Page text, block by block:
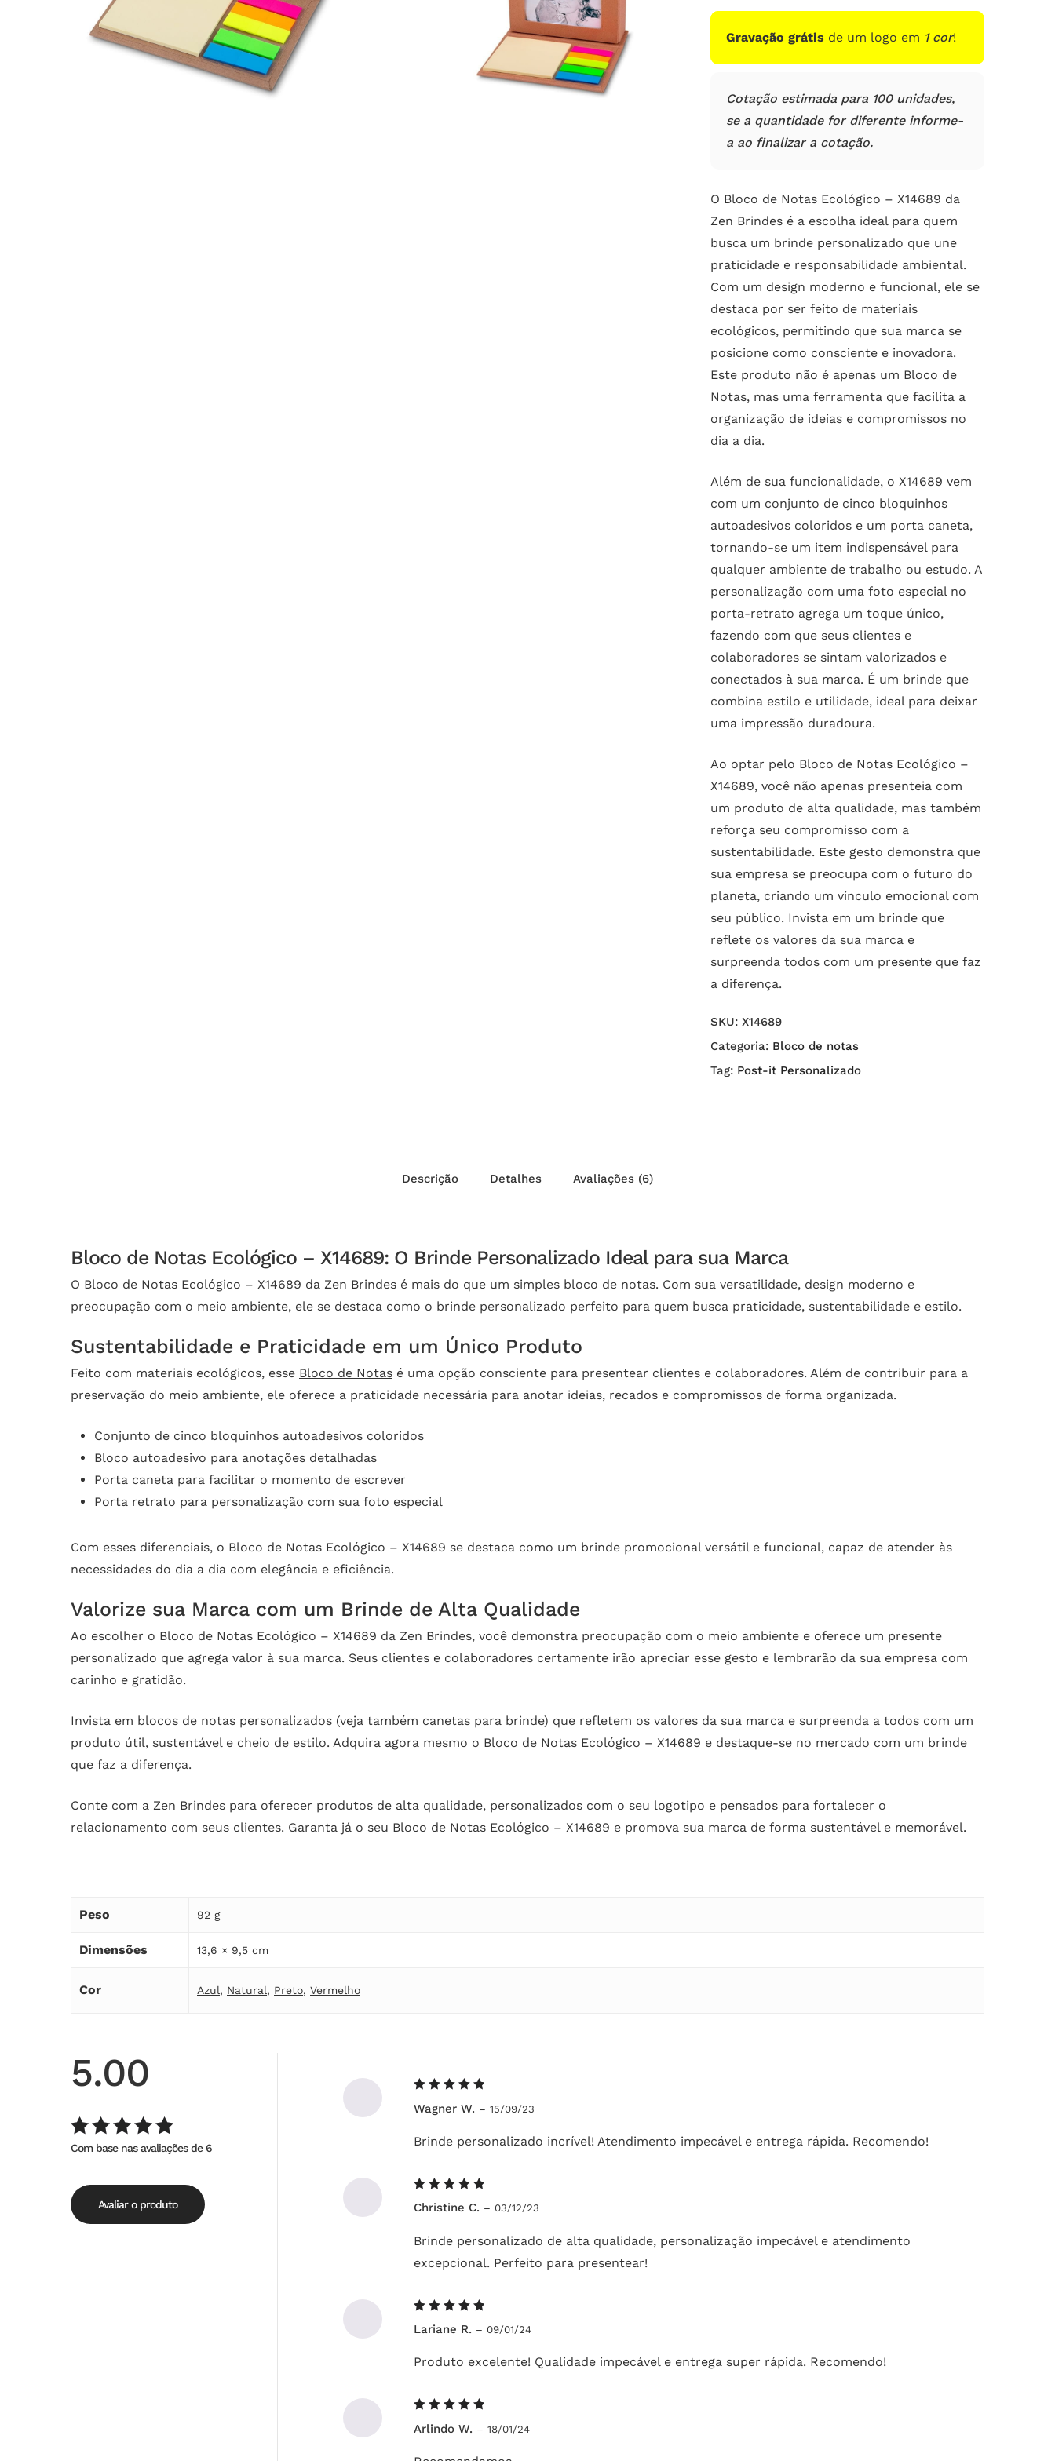
clientes
Gravação grátis de um logo em 1 cor!
Cotação estimada para 100 unidades,
se a quantidade for diferente informe-
a ao finalizar a cotação.
O Bloco de Notas Ecológico – X14689 da
Zen Brindes é a escolha ideal para quem
busca um brinde personalizado que une
praticidade e responsabilidade ambiental.
Com um design moderno e funcional, ele se
destaca por ser feito de materiais
ecológicos, permitindo que sua marca se
posicione como consciente e inovadora.
Este produto não é apenas um Bloco de
Notas, mas uma ferramenta que facilita a
organização de ideias e compromissos no
dia a dia.
Além de sua funcionalidade, o X14689 vem
com um conjunto de cinco bloquinhos
autoadesivos coloridos e um porta caneta,
tornando-se um item indispensável para
qualquer ambiente de trabalho ou estudo. A
personalização com uma foto especial no
porta-retrato agrega um toque único,
fazendo com que seus clientes e
colaboradores se sintam valorizados e
conectados à sua marca. É um brinde que
combina estilo e utilidade, ideal para deixar
uma impressão duradoura.
Ao optar pelo Bloco de Notas Ecológico –
X14689, você não apenas presenteia com
um produto de alta qualidade, mas também
reforça seu compromisso com a
sustentabilidade. Este gesto demonstra que
sua empresa se preocupa com o futuro do
planeta, criando um vínculo emocional com
seu público. Invista em um brinde que
reflete os valores da sua marca e
surpreenda todos com um presente que faz
a diferença.
SKU: X14689
Categoria: Bloco de notas
Tag: Post-it Personalizado
Descrição Detalhes Avaliações (6)
Bloco de Notas Ecológico – X14689: O Brinde Personalizado Ideal para sua Marca
O Bloco de Notas Ecológico – X14689 da Zen Brindes é mais do que um simples bloco de notas. Com sua versatilidade, design moderno e
preocupação com o meio ambiente, ele se destaca como o brinde personalizado perfeito para quem busca praticidade, sustentabilidade e estilo.
Sustentabilidade e Praticidade em um Único Produto
Feito com materiais ecológicos, esse Bloco de Notas é uma opção consciente para presentear clientes e colaboradores. Além de contribuir para a
preservação do meio ambiente, ele oferece a praticidade necessária para anotar ideias, recados e compromissos de forma organizada.
Conjunto de cinco bloquinhos autoadesivos coloridos
Bloco autoadesivo para anotações detalhadas
Porta caneta para facilitar o momento de escrever
Porta retrato para personalização com sua foto especial
Com esses diferenciais, o Bloco de Notas Ecológico – X14689 se destaca como um brinde promocional versátil e funcional, capaz de atender às
necessidades do dia a dia com elegância e eficiência.
Valorize sua Marca com um Brinde de Alta Qualidade
Ao escolher o Bloco de Notas Ecológico – X14689 da Zen Brindes, você demonstra preocupação com o meio ambiente e oferece um presente
personalizado que agrega valor à sua marca. Seus clientes e colaboradores certamente irão apreciar esse gesto e lembrarão da sua empresa com
carinho e gratidão.
Invista em blocos de notas personalizados (veja também canetas para brinde) que refletem os valores da sua marca e surpreenda a todos com um
produto útil, sustentável e cheio de estilo. Adquira agora mesmo o Bloco de Notas Ecológico – X14689 e destaque-se no mercado com um brinde
que faz a diferença.
Conte com a Zen Brindes para oferecer produtos de alta qualidade, personalizados com o seu logotipo e pensados para fortalecer o
relacionamento com seus clientes. Garanta já o seu Bloco de Notas Ecológico – X14689 e promova sua marca de forma sustentável e memorável.
Peso 92 g
Dimensões 13,6 × 9,5 cm
Cor Azul, Natural, Preto, Vermelho
5.00
Avaliação
5
Com base nas avaliações de 6
Avaliar o produto
5de 5
Wagner W. – 15/09/23
Brinde personalizado incrível! Atendimento impecável e entrega rápida. Recomendo!
5de 5
Christine C. – 03/12/23
Brinde personalizado de alta qualidade, personalização impecável e atendimento
excepcional. Perfeito para presentear!
5de 5
Lariane R. – 09/01/24
Produto excelente! Qualidade impecável e entrega super rápida. Recomendo!
5de 5
Arlindo W. – 18/01/24